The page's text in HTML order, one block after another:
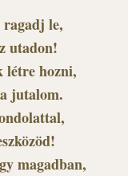
le,
utadon!
létre hozni,
jutalom.
magadban,